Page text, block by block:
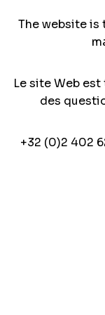
The website is
Le site Web
des
+32 (0)2 402